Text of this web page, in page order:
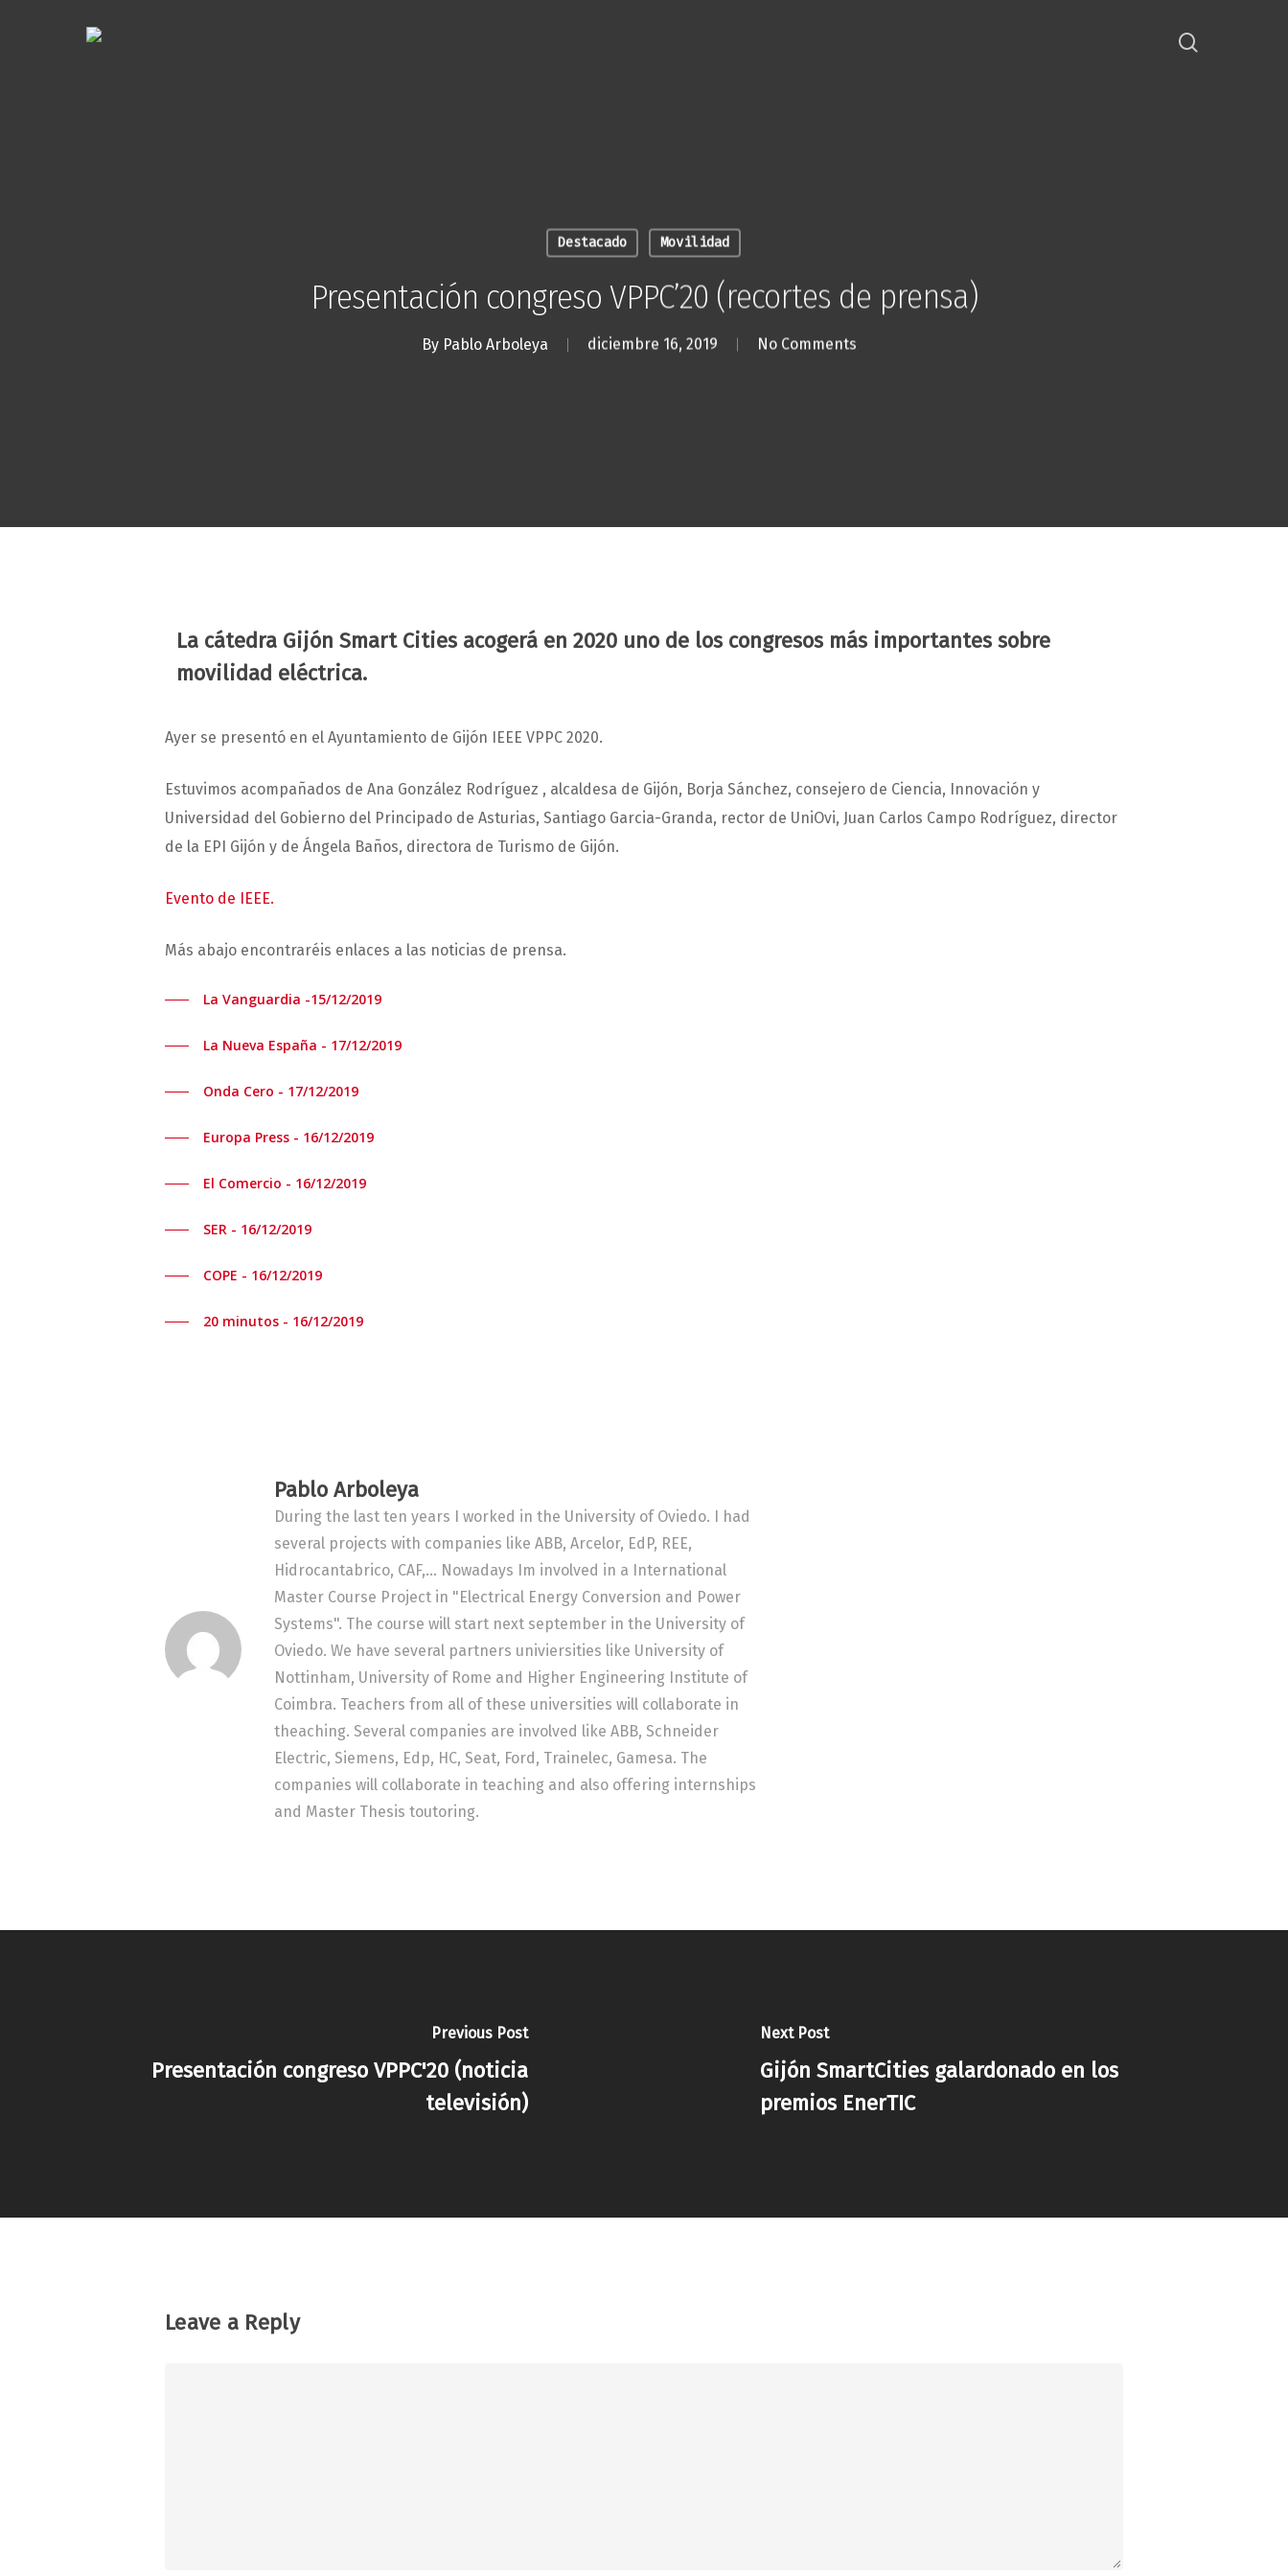
Hit enter to search or ESC to close
Destacado Movilidad
Presentación congreso VPPC’20 (recortes de prensa)
By Pablo Arboleya diciembre 16, 2019 No Comments
La cátedra Gijón Smart Cities acogerá en 2020 uno de los congresos más importantes sobre
movilidad eléctrica.
Ayer se presentó en el Ayuntamiento de Gijón IEEE VPPC 2020.
Estuvimos acompañados de Ana González Rodríguez , alcaldesa de Gijón, Borja Sánchez, consejero de Ciencia, Innovación y
Universidad del Gobierno del Principado de Asturias, Santiago Garcia-Granda, rector de UniOvi, Juan Carlos Campo Rodríguez, director
de la EPI Gijón y de Ángela Baños, directora de Turismo de Gijón.
Evento de IEEE.
Más abajo encontraréis enlaces a las noticias de prensa.
La Vanguardia -15/12/2019
La Nueva España - 17/12/2019
Onda Cero - 17/12/2019
Europa Press - 16/12/2019
El Comercio - 16/12/2019
SER - 16/12/2019
COPE - 16/12/2019
20 minutos - 16/12/2019
Pablo Arboleya
During the last ten years I worked in the University of Oviedo. I had
several projects with companies like ABB, Arcelor, EdP, REE,
Hidrocantabrico, CAF,... Nowadays Im involved in a International
Master Course Project in "Electrical Energy Conversion and Power
Systems". The course will start next september in the University of
Oviedo. We have several partners univiersities like University of
Nottinham, University of Rome and Higher Engineering Institute of
Coimbra. Teachers from all of these universities will collaborate in
theaching. Several companies are involved like ABB, Schneider
Electric, Siemens, Edp, HC, Seat, Ford, Trainelec, Gamesa. The
companies will collaborate in teaching and also offering internships
and Master Thesis toutoring.
Previous Post
Presentación congreso VPPC'20 (noticia
televisión)
Next Post
Gijón SmartCities galardonado en los
premios EnerTIC
Leave a Reply